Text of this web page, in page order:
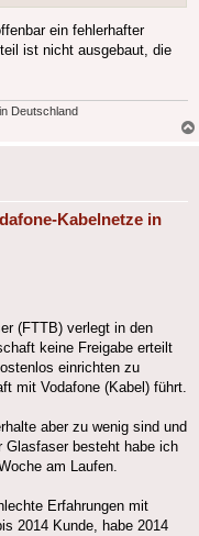
ein fehlerhafter
ist nicht ausgebaut, die
in Deutschland
Kabelnetze in
(FTTB) verlegt in den
keine Freigabe erteilt
einrichten zu
mit Vodafone (Kabel) führt.
aber zu wenig sind und
Glasfaser besteht habe ich
am Laufen.
Erfahrungen mit
2014 Kunde, habe 2014